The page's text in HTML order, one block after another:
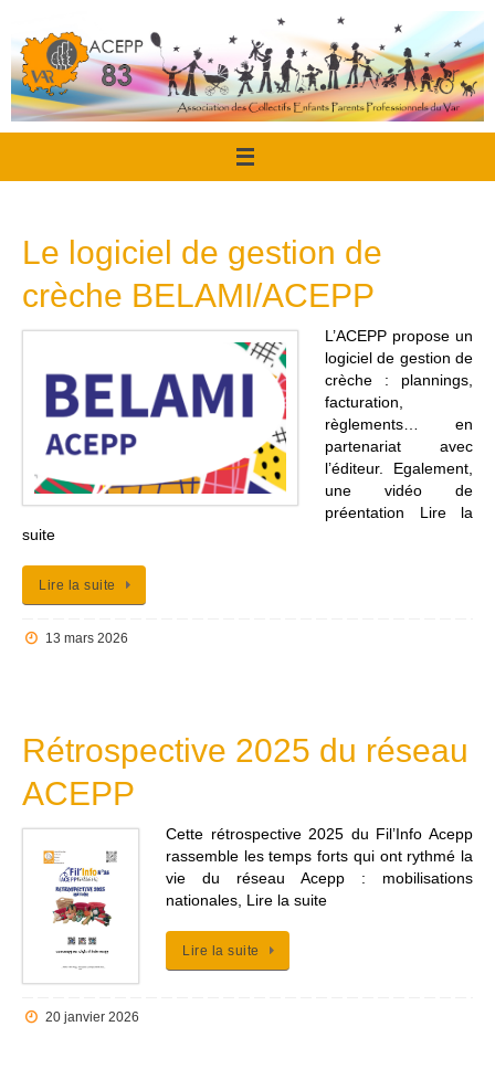
contenu
Le logiciel de gestion de
crèche BELAMI/ACEPP
L’ACEPP propose un
logiciel de gestion de
crèche : plannings,
facturation,
règlements… en
partenariat avec
l’éditeur. Egalement,
une vidéo de
préentation Lire la
suite
Lire la suite
13 mars 2026
Rétrospective 2025 du réseau
ACEPP
Cette rétrospective 2025 du Fil’Info Acepp
rassemble les temps forts qui ont rythmé la
vie du réseau Acepp : mobilisations
nationales, Lire la suite
Lire la suite
20 janvier 2026